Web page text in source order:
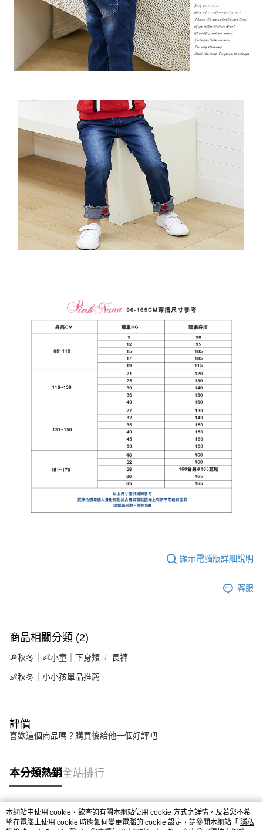
顯示電腦版詳細說明
客服
商品相關分類 (2)
🔎秋冬｜👶小童｜下身類 長褲
👶秋冬｜小小孩單品推薦
評價
喜歡這個商品嗎？購買後給他一個好評吧
本分類熱銷全站排行
熱門標籤
本網站中使用 cookie，欲查詢有關本網站使用 cookie 方式之詳情，及若您不希
望在電腦上使用 cookie 時應如何變更電腦的 cookie 設定，請參閱本網站「 隱私